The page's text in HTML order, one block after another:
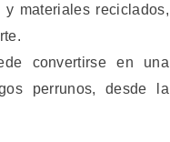
materiales reciclados,
convertirse en una
perrunos, desde la